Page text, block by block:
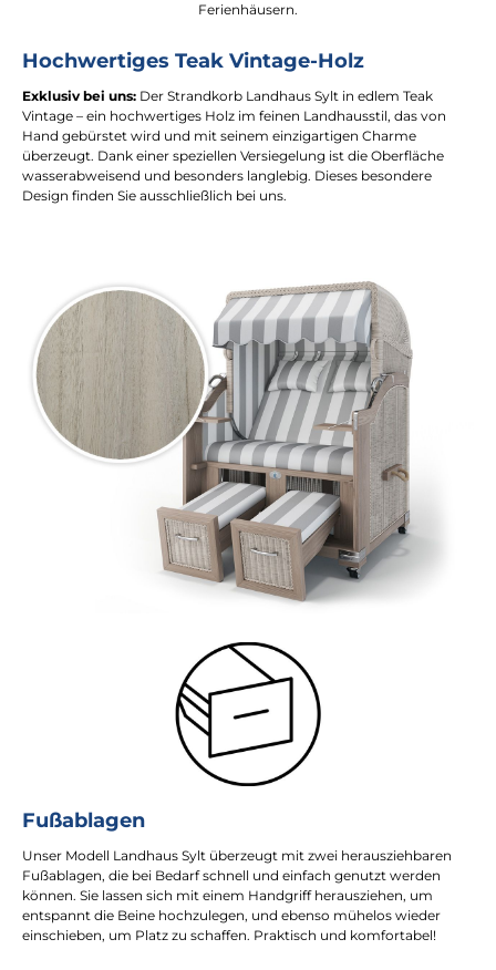
Ferienhäusern.
Hochwertiges Teak Vintage-Holz
Exklusiv bei uns: Der Strandkorb Landhaus Sylt in edlem Teak
Vintage – ein hochwertiges Holz im feinen Landhausstil, das von
Hand gebürstet wird und mit seinem einzigartigen Charme
überzeugt. Dank einer speziellen Versiegelung ist die Oberfläche
wasserabweisend und besonders langlebig. Dieses besondere
Design finden Sie ausschließlich bei uns.
Fußablagen
Unser Modell Landhaus Sylt überzeugt mit zwei herausziehbaren
Fußablagen, die bei Bedarf schnell und einfach genutzt werden
können. Sie lassen sich mit einem Handgriff herausziehen, um
entspannt die Beine hochzulegen, und ebenso mühelos wieder
einschieben, um Platz zu schaffen. Praktisch und komfortabel!